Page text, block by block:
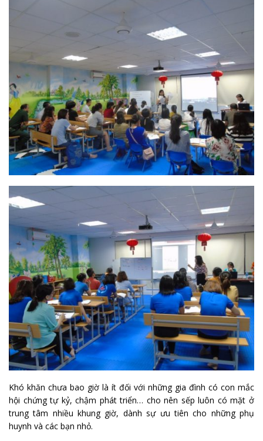
Khó khăn chưa bao giờ là ít đối với những gia đình có con mắc
hội chứng tự kỷ, chậm phát triển… cho nên sếp luôn có mặt ở
trung tâm nhiều khung giờ, dành sự ưu tiên cho những phụ
huynh và các bạn nhỏ.